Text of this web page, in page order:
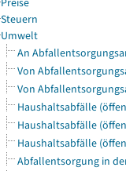
Preise
Steuern
Umwelt
An
Von
Von
Haushaltsabfälle
Haushaltsabfälle
Haushaltsabfälle
Abfallentsorgung in